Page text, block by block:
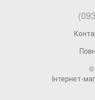
©
Інтернет-